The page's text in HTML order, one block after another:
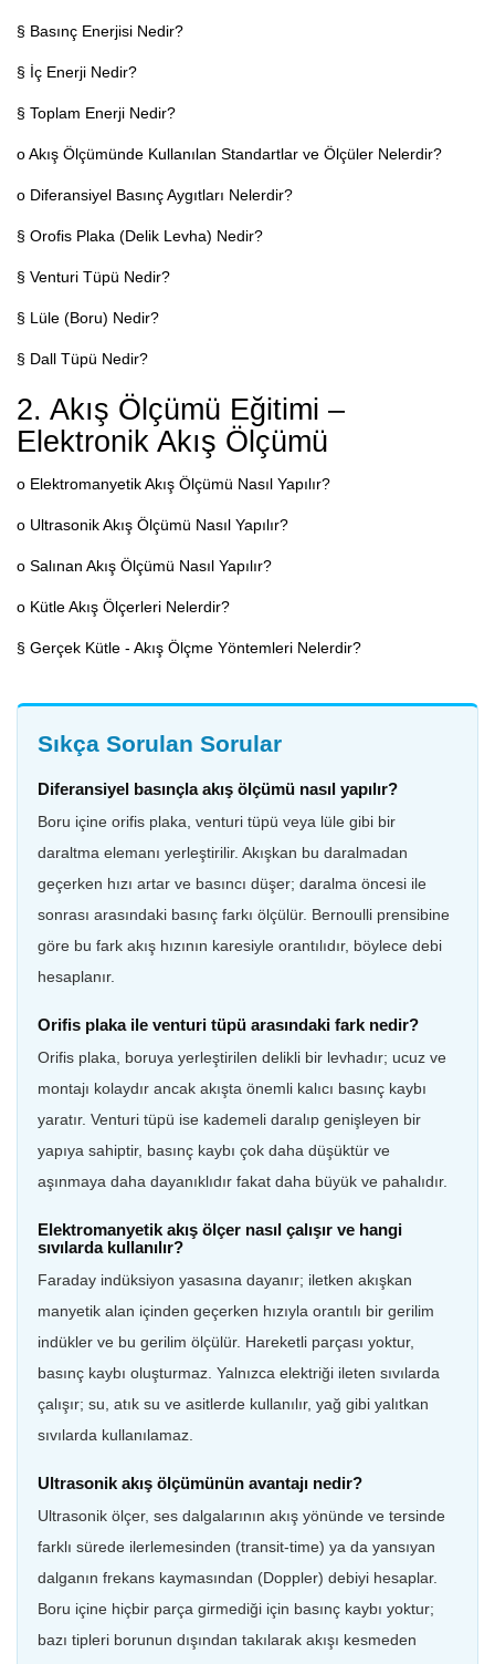
§ Basınç Enerjisi Nedir?
§ İç Enerji Nedir?
§ Toplam Enerji Nedir?
o Akış Ölçümünde Kullanılan Standartlar ve Ölçüler Nelerdir?
o Diferansiyel Basınç Aygıtları Nelerdir?
§ Orofis Plaka (Delik Levha) Nedir?
§ Venturi Tüpü Nedir?
§ Lüle (Boru) Nedir?
§ Dall Tüpü Nedir?
2. Akış Ölçümü Eğitimi –
Elektronik Akış Ölçümü
o Elektromanyetik Akış Ölçümü Nasıl Yapılır?
o Ultrasonik Akış Ölçümü Nasıl Yapılır?
o Salınan Akış Ölçümü Nasıl Yapılır?
o Kütle Akış Ölçerleri Nelerdir?
§ Gerçek Kütle - Akış Ölçme Yöntemleri Nelerdir?
Sıkça Sorulan Sorular
Diferansiyel basınçla akış ölçümü nasıl yapılır?
Boru içine orifis plaka, venturi tüpü veya lüle gibi bir
daraltma elemanı yerleştirilir. Akışkan bu daralmadan
geçerken hızı artar ve basıncı düşer; daralma öncesi ile
sonrası arasındaki basınç farkı ölçülür. Bernoulli prensibine
göre bu fark akış hızının karesiyle orantılıdır, böylece debi
hesaplanır.
Orifis plaka ile venturi tüpü arasındaki fark nedir?
Orifis plaka, boruya yerleştirilen delikli bir levhadır; ucuz ve
montajı kolaydır ancak akışta önemli kalıcı basınç kaybı
yaratır. Venturi tüpü ise kademeli daralıp genişleyen bir
yapıya sahiptir, basınç kaybı çok daha düşüktür ve
aşınmaya daha dayanıklıdır fakat daha büyük ve pahalıdır.
Elektromanyetik akış ölçer nasıl çalışır ve hangi
sıvılarda kullanılır?
Faraday indüksiyon yasasına dayanır; iletken akışkan
manyetik alan içinden geçerken hızıyla orantılı bir gerilim
indükler ve bu gerilim ölçülür. Hareketli parçası yoktur,
basınç kaybı oluşturmaz. Yalnızca elektriği ileten sıvılarda
çalışır; su, atık su ve asitlerde kullanılır, yağ gibi yalıtkan
sıvılarda kullanılamaz.
Ultrasonik akış ölçümünün avantajı nedir?
Ultrasonik ölçer, ses dalgalarının akış yönünde ve tersinde
farklı sürede ilerlemesinden (transit-time) ya da yansıyan
dalganın frekans kaymasından (Doppler) debiyi hesaplar.
Boru içine hiçbir parça girmediği için basınç kaybı yoktur;
bazı tipleri borunun dışından takılarak akışı kesmeden